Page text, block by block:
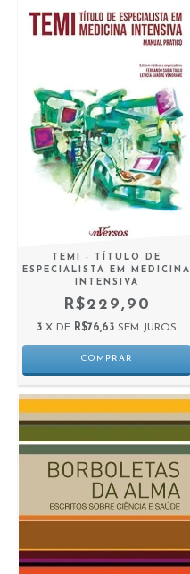
TEMI - TÍTULO DE
ESPECIALISTA EM MEDICINA
INTENSIVA
R$229,90
3 X DE R$76,63 SEM JUROS